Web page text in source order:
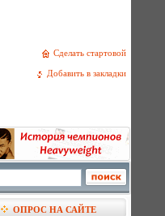
Сделать стартовой
Добавить в закладки
ОПРОС НА САЙТЕ